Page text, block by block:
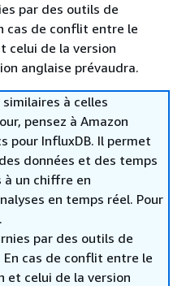
par des outils de
cas de conflit entre le
celui de la version
anglaise prévaudra.
à celles
pensez à Amazon
pour InfluxDB. Il permet
données et des temps
à un chiffre en
en temps réel. Pour
.
par des outils de
cas de conflit entre le
et celui de la version